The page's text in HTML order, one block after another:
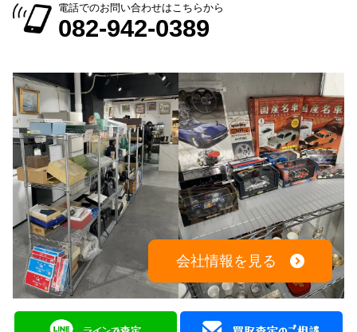
電話でのお問い合わせはこちらから
082-942-0389
会社情報を見る